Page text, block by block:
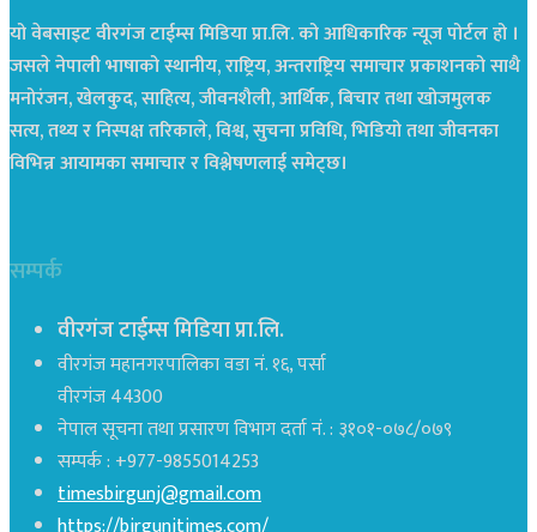
यो वेबसाइट वीरगंज टाईम्स मिडिया प्रा.लि. को आधिकारिक न्यूज पोर्टल हो ।
जसले नेपाली भाषाको स्थानीय, राष्ट्रिय, अन्तराष्ट्रिय समाचार प्रकाशनको साथै
मनोरंजन, खेलकुद, साहित्य, जीवनशैली, आर्थिक, बिचार तथा खोजमुलक
सत्य, तथ्य र निस्पक्ष तरिकाले, विश्व, सुचना प्रविधि, भिडियो तथा जीवनका
विभिन्न आयामका समाचार र विश्लेषणलाई समेट्छ।
सम्पर्क
वीरगंज टाईम्स मिडिया प्रा.लि.
वीरगंज महानगरपालिका वडा नं. १६, पर्सा
वीरगंज 44300
नेपाल सूचना तथा प्रसारण विभाग दर्ता नं. : ३१०१-०७८/०७९
सम्पर्क : +977-9855014253
timesbirgunj@gmail.com